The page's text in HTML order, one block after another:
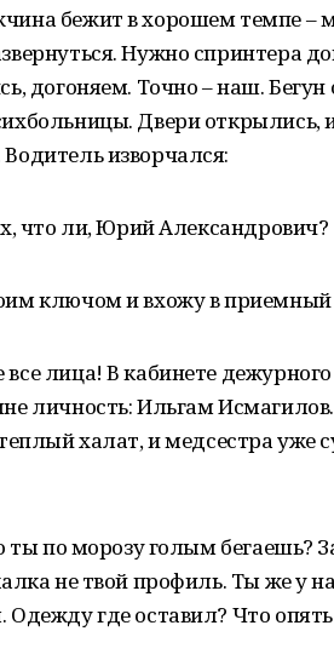
бежит в хорошем темпе –
Нужно спринтера
догоняем. Точно – наш.
Двери открылись,
изворчался:
что ли, Юрий Александрович?
ключом и вхожу в приемный
лица! В кабинете
личность: Ильгам
халат, и медсестра уже
ты по морозу голым бегаешь?
не твой профиль. Ты же у
Одежду где оставил? Что